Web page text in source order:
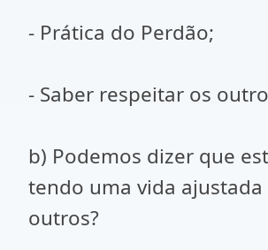
- Prática do Perdão;
- Saber respeitar os
b) Podemos dizer que
tendo uma vida ajustada
outros?